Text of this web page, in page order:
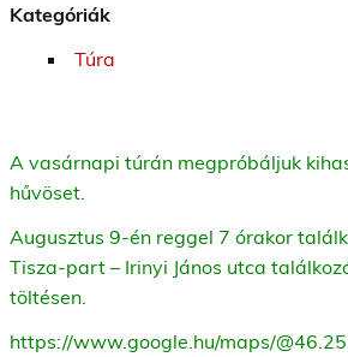
Kategóriák
Túra
A vasárnapi túrán megpróbáljuk
hűvöset.
Augusztus 9-én reggel 7 órakor
Tisza-part – Irinyi János utca
töltésen.
https://www.google.hu/maps/